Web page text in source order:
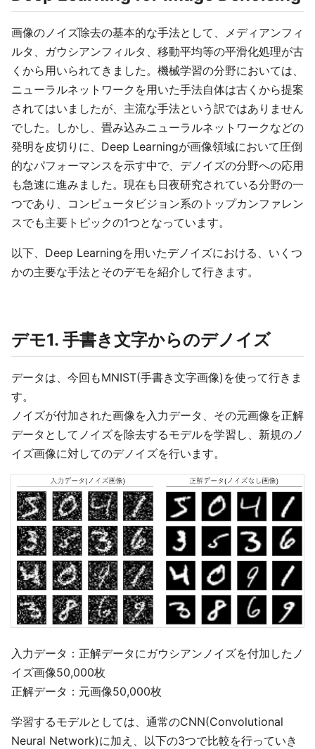
画像のノイズ除去の基本的な手法として、メディアンフィ
ルタ、ガウシアンフィルタ、移動平均等の平滑化処理が古
くから用いられてきました。機械学習の分野においては、
ニューラルネットワークを用いた手法自体は古くから提案
されてはいましたが、主流な手法という訳ではありません
でした。しかし、畳み込みニューラルネットワークなどの
発明を皮切りに、Deep Learningが画像領域において圧倒
的なパフォーマンスを示す中で、デノイズの分野への応用
も急速に進みました。現在も日夜研究されている分野の一
つであり、コンピュータビジョン系のトップカンファレン
スでも主要トピックの1つとなっています。
以下、Deep Learningを用いたデノイズにおける、いくつ
かの主要な手法とそのデモを紹介して行きます。
デモ1. 手書き文字からのデノイズ
データは、今回もMNIST(手書き文字画像)を使って行きま
す。
ノイズが付加された画像を入力データ、その元画像を正解
データとしてノイズを除去するモデルを学習し、新規のノ
イズ画像に対してのデノイズを行います。
入力データ：正解データにガウシアンノイズを付加したノ
イズ画像50,000枚
正解データ：元画像50,000枚
学習するモデルとしては、通常のCNN(Convolutional
Neural Network)に加え、以下の3つで比較を行っていき